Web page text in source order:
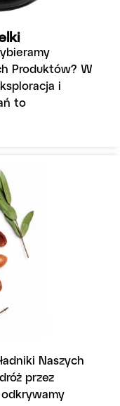
Produktów? W
i
to
Naszych
przez